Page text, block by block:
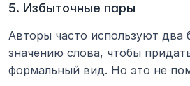
5. Избыточные пары
Авторы часто используют два
значению слова, чтобы
формальный вид. Но это не